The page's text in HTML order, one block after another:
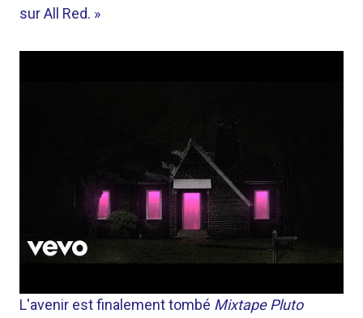
sur All Red. »
L'avenir est finalement tombé Mixtape Pluto